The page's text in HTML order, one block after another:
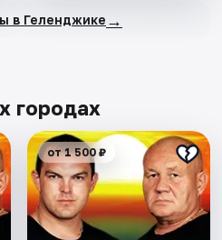
в Геленджике →
городах
от 1 500 ₽